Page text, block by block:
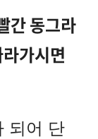
간 동그라
가시면
되어 단